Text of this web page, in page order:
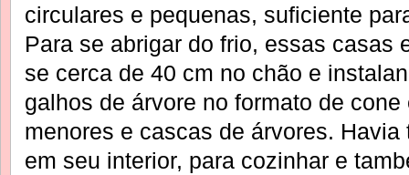
circulares e pequenas, suficiente
Para se abrigar do frio, essas casas
se cerca de 40 cm no chão e
galhos de árvore no formato de
menores e cascas de árvores.
em seu interior, para cozinhar e